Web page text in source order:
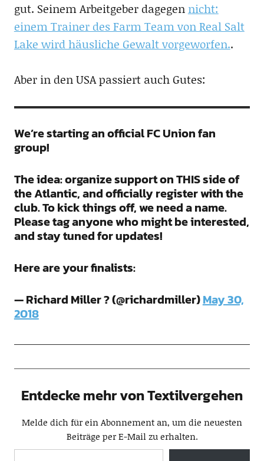
gut. Seinem Arbeitgeber dagegen nicht:
einem Trainer des Farm Team von Real Salt
Lake wird häusliche Gewalt vorgeworfen..
Aber in den USA passiert auch Gutes:
We’re starting an official FC Union fan
group!
The idea: organize support on THIS side of
the Atlantic, and officially register with the
club. To kick things off, we need a name.
Please tag anyone who might be interested,
and stay tuned for updates!
Here are your finalists:
— Richard Miller ? (@richardmiller)May 30,
2018
Entdecke mehr von Textilvergehen
Melde dich für ein Abonnement an, um die neuesten
Beiträge per E-Mail zu erhalten.